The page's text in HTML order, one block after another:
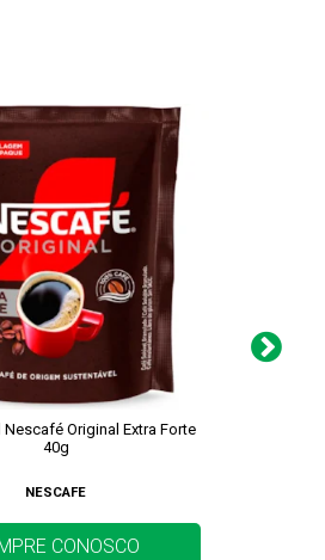
Nescafé Original Extra Forte
40g
NESCAFE
CONOSCO